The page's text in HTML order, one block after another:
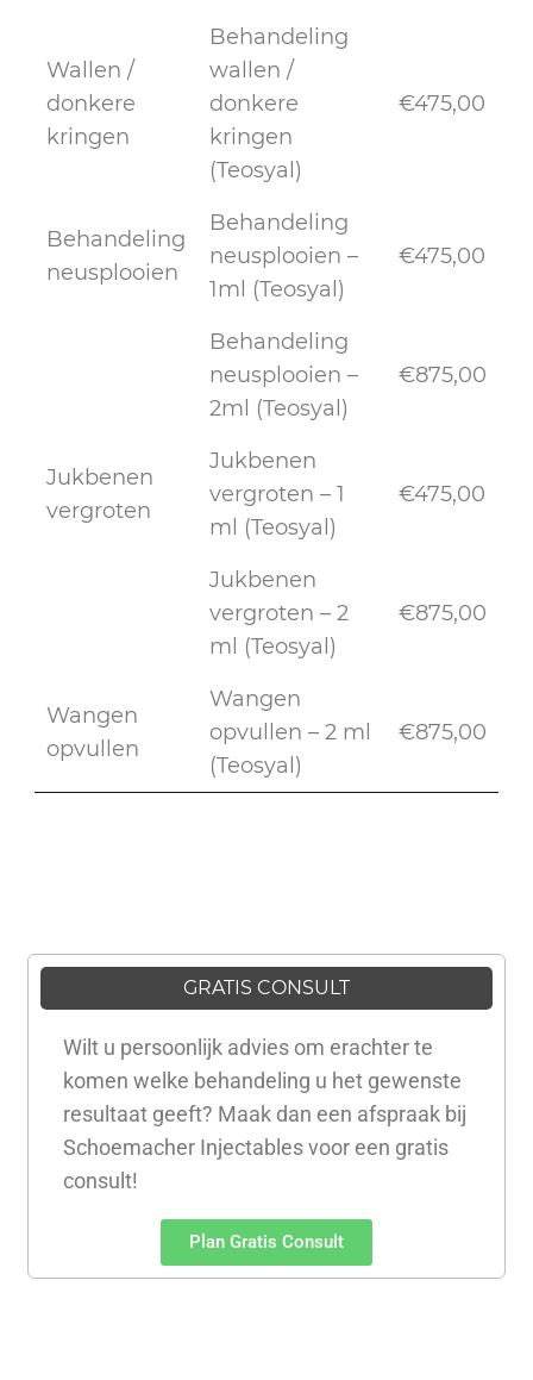
Wallen /
donkere
kringen
Behandeling
wallen /
donkere
kringen
(Teosyal)
€475,00
Behandeling
neusplooien
Behandeling
neusplooien –
1ml (Teosyal)
€475,00
Behandeling
neusplooien –
2ml (Teosyal)
€875,00
Jukbenen
vergroten
Jukbenen
vergroten – 1
ml (Teosyal)
€475,00
Jukbenen
vergroten – 2
ml (Teosyal)
€875,00
Wangen
opvullen
Wangen
opvullen – 2 ml
(Teosyal)
€875,00
GRATIS CONSULT
Wilt u persoonlijk advies om erachter te
komen welke behandeling u het gewenste
resultaat geeft? Maak dan een afspraak bij
Schoemacher Injectables voor een gratis
consult!
Plan Gratis Consult